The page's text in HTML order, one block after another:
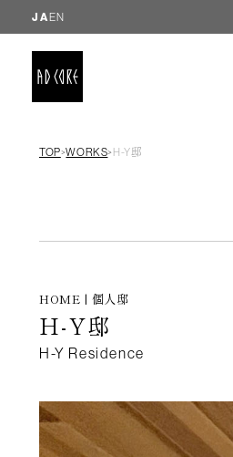
EN
JA
TOP＞WORKS＞ H-Y邸
HOME | 個人邸
H-Y邸
H-Y Residence